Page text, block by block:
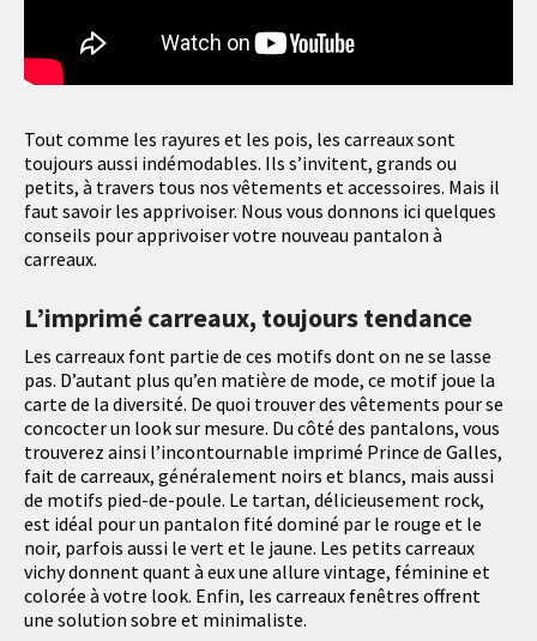
Tout comme les rayures et les pois, les carreaux sont
toujours aussi indémodables. Ils s’invitent, grands ou
petits, à travers tous nos vêtements et accessoires. Mais il
faut savoir les apprivoiser. Nous vous donnons ici quelques
conseils pour apprivoiser votre nouveau pantalon à
carreaux.
L’imprimé carreaux, toujours tendance
Les carreaux font partie de ces motifs dont on ne se lasse
pas. D’autant plus qu’en matière de mode, ce motif joue la
carte de la diversité. De quoi trouver des vêtements pour se
concocter un look sur mesure. Du côté des pantalons, vous
trouverez ainsi l’incontournable imprimé Prince de Galles,
fait de carreaux, généralement noirs et blancs, mais aussi
de motifs pied-de-poule. Le tartan, délicieusement rock,
est idéal pour un pantalon fité dominé par le rouge et le
noir, parfois aussi le vert et le jaune. Les petits carreaux
vichy donnent quant à eux une allure vintage, féminine et
colorée à votre look. Enfin, les carreaux fenêtres offrent
une solution sobre et minimaliste.